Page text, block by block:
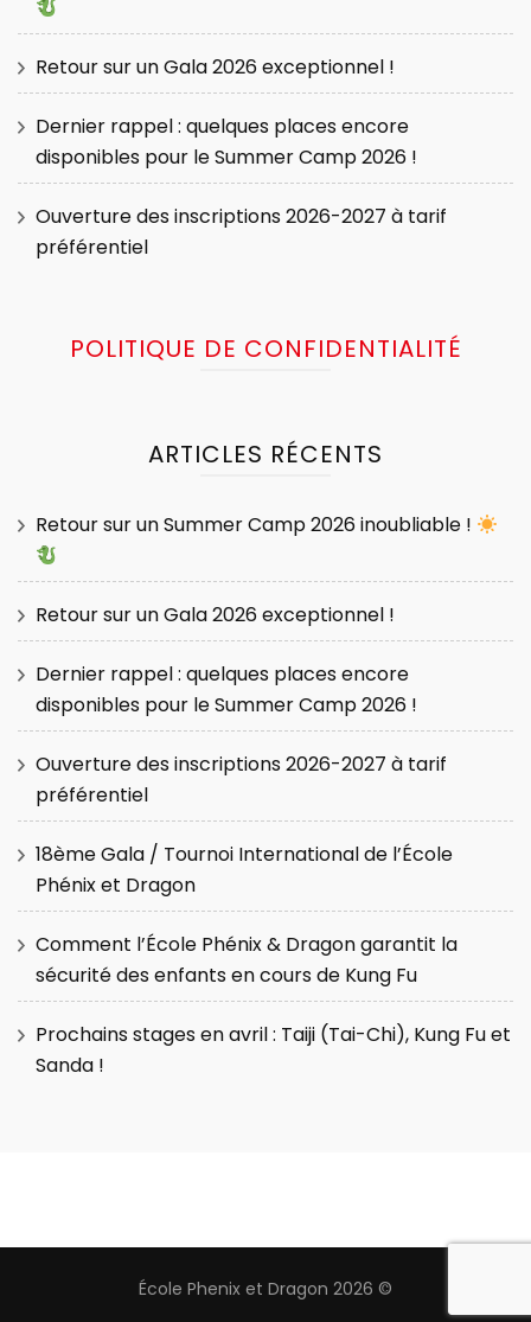
Retour sur un Gala 2026 exceptionnel !
Dernier rappel : quelques places encore
disponibles pour le Summer Camp 2026 !
Ouverture des inscriptions 2026-2027 à tarif
préférentiel
POLITIQUE DE CONFIDENTIALITÉ
ARTICLES RÉCENTS
Retour sur un Summer Camp 2026 inoubliable !
Retour sur un Gala 2026 exceptionnel !
Dernier rappel : quelques places encore
disponibles pour le Summer Camp 2026 !
Ouverture des inscriptions 2026-2027 à tarif
préférentiel
18ème Gala / Tournoi International de l’École
Phénix et Dragon
Comment l’École Phénix & Dragon garantit la
sécurité des enfants en cours de Kung Fu
Prochains stages en avril : Taiji (Tai-Chi), Kung Fu et
Sanda !
École Phenix et Dragon 2026 ©